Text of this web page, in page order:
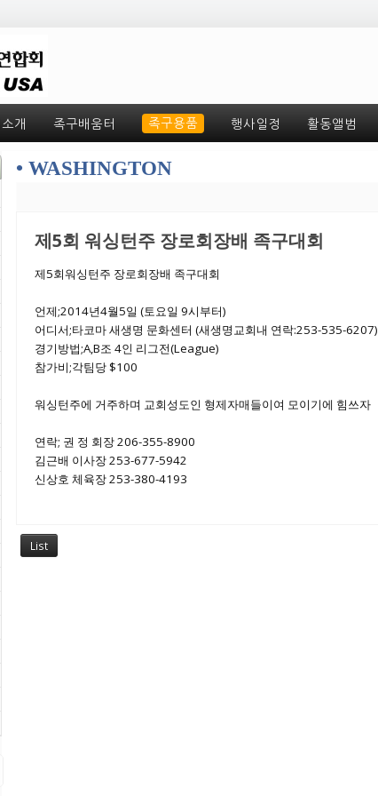
개 족구배움터 족구용품 행사일정 활동앨범
• WASHINGTON
제5회 워싱턴주 장로회장배 족구대회
제5회워싱턴주 장로회장배 족구대회
언제;2014년4월5일 (토요일 9시부터)
어디서;타코마 새생명 문화센터 (새생명교회내 연락:253-535-6207)
경기방법;A,B조 4인 리그전(League)
참가비;각팀당 $100
워싱턴주에 거주하며 교회성도인 형제자매들이여 모이기에 힘쓰자
연락; 권 정 회장 206-355-8900
김근배 이사장 253-677-5942
신상호 체육장 253-380-4193
List